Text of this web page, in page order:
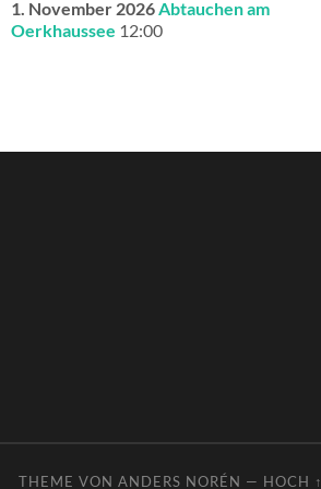
1. November 2026Abtauchen am
Oerkhaussee 12:00
THEME VON ANDERS NORÉN — HOCH ↑